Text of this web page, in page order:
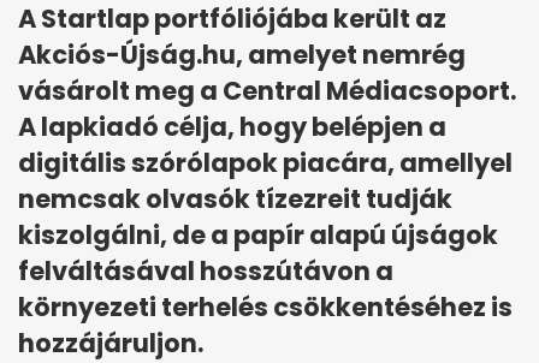
A Startlap portfóliójába került az
Akciós-Újság.hu, amelyet nemrég
vásárolt meg a Central Médiacsoport.
A lapkiadó célja, hogy belépjen a
digitális szórólapok piacára, amellyel
nemcsak olvasók tízezreit tudják
kiszolgálni, de a papír alapú újságok
felváltásával hosszútávon a
környezeti terhelés csökkentéséhez is
hozzájáruljon.